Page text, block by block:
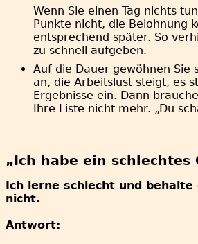
Wenn Sie einen Tag nichts
Punkte nicht, die Belohnung
entsprechend später. So
zu schnell aufgeben.
Auf die Dauer gewöhnen Sie
an, die Arbeitslust steigt, es
Ergebnisse ein. Dann
Ihre Liste nicht mehr. „Du
„Ich habe ein schlechtes
Ich lerne schlecht und behalte
nicht.
Antwort: